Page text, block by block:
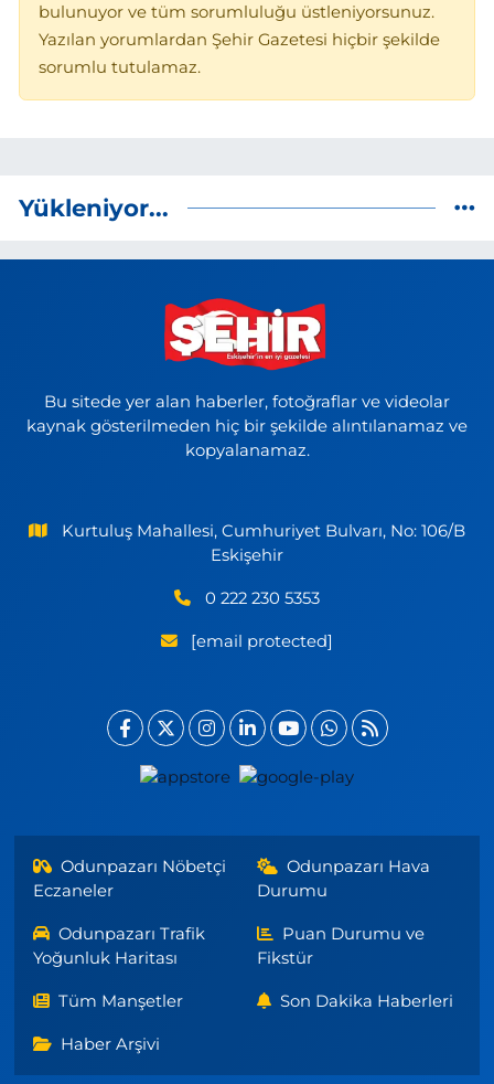
bulunuyor ve tüm sorumluluğu üstleniyorsunuz.
Yazılan yorumlardan Şehir Gazetesi hiçbir şekilde
sorumlu tutulamaz.
Yükleniyor...
Bu sitede yer alan haberler, fotoğraflar ve videolar
kaynak gösterilmeden hiç bir şekilde alıntılanamaz ve
kopyalanamaz.
Kurtuluş Mahallesi, Cumhuriyet Bulvarı, No: 106/B
Eskişehir
0 222 230 5353
[email protected]
Odunpazarı Nöbetçi
Eczaneler
Odunpazarı Hava
Durumu
Odunpazarı Trafik
Yoğunluk Haritası
Puan Durumu ve
Fikstür
Tüm Manşetler Son Dakika Haberleri
Haber Arşivi